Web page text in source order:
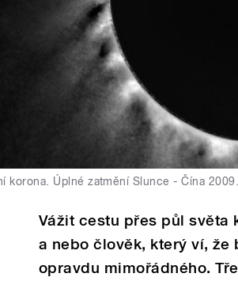
korona. Úplné zatmění Slunce - Čína 2009.
Vážit cestu přes půl světa
a nebo člověk, který ví,
opravdu mimořádného.